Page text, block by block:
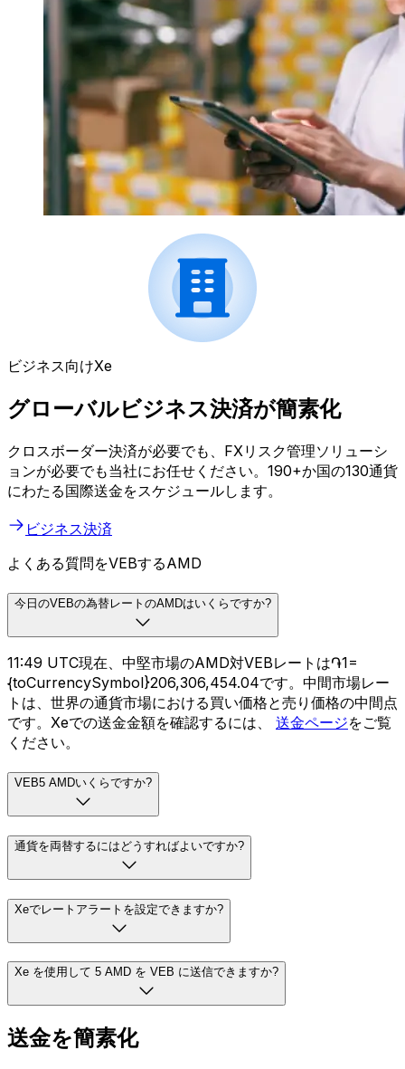
ビジネス向けXe
グローバルビジネス決済が簡素化
クロスボーダー決済が必要でも、FXリスク管理ソリューシ
ョンが必要でも当社にお任せください。190+か国の130通貨
にわたる国際送金をスケジュールします。
ビジネス決済
よくある質問をVEBするAMD
今日のVEBの為替レートのAMDはいくらですか?
11:49 UTC現在、中堅市場のAMD対VEBレートは֏1=
{toCurrencySymbol}206,306,454.04です。中間市場レー
トは、世界の通貨市場における買い価格と売り価格の中間点
です。Xeでの送金金額を確認するには、 送金ページをご覧
ください。
VEB5 AMDいくらですか?
通貨を両替するにはどうすればよいですか?
Xeでレートアラートを設定できますか?
Xe を使用して 5 AMD を VEB に送信できますか?
送金を簡素化